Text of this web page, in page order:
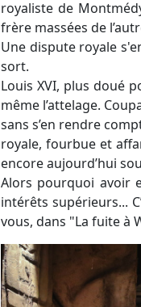
royaliste de
frère massées de
Une dispute royale
sort.
Louis XVI, plus doué
même l’attelage.
sans s’en rendre
royale, fourbue et
encore aujourd’hui
Alors pourquoi avoir
intérêts supérieurs...
vous, dans "La fuite à